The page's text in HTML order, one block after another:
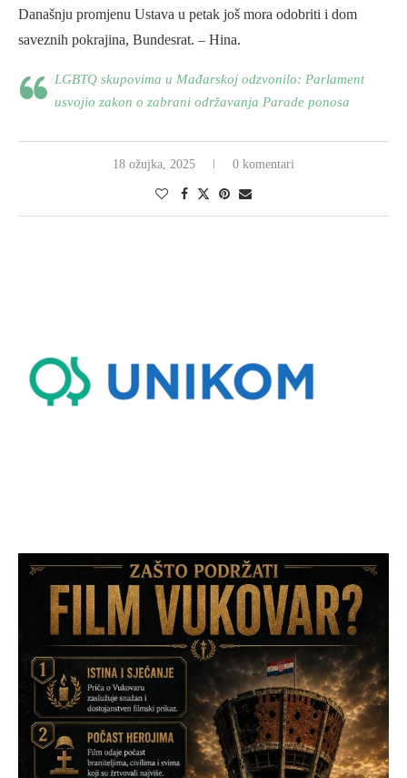
Današnju promjenu Ustava u petak još mora odobriti i dom
saveznih pokrajina, Bundesrat. – Hina.
LGBTQ skupovima u Mađarskoj odzvonilo: Parlament
usvojio zakon o zabrani održavanja Parade ponosa
18 ožujka, 2025 0 komentari